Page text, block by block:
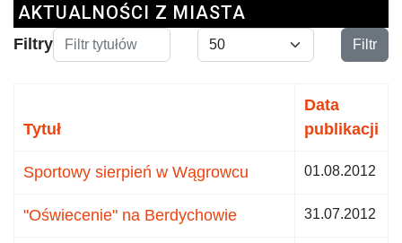
AKTUALNOŚCI Z MIASTA
FiltryFiltr tytułów Pokaż # Filtr
Tytuł
Data
publikacji
Sportowy sierpień w Wągrowcu 01.08.2012
"Oświecenie" na Berdychowie 31.07.2012